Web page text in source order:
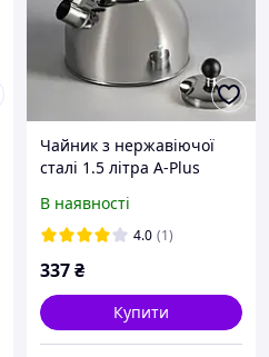
Чайник з нержавіючої
сталі 1.5 літра А-Plus
В наявності
4.0 (1)
337₴
Купити